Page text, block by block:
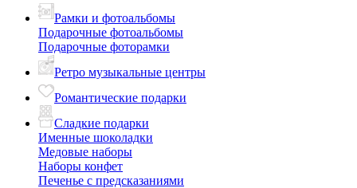
Рамки и фотоальбомы
Подарочные фотоальбомы
Подарочные фоторамки
Ретро музыкальные центры
Романтические подарки
Сладкие подарки
Именные шоколадки
Медовые наборы
Наборы конфет
Печенье с предсказаниями